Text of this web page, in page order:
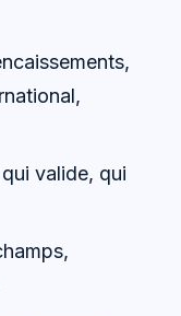
valide, qui